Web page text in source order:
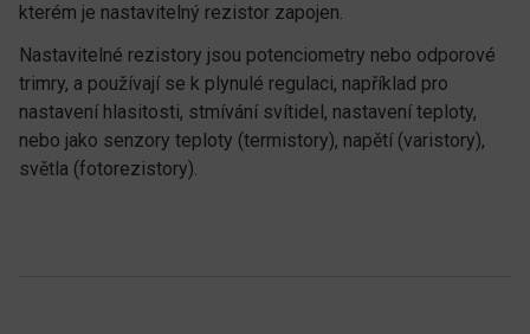
kterém je nastavitelný rezistor zapojen.
Nastavitelné rezistory jsou potenciometry nebo odporové
trimry, a používají se k plynulé regulaci, například pro
nastavení hlasitosti, stmívání svítidel, nastavení teploty,
nebo jako senzory teploty (termistory), napětí (varistory),
světla (fotorezistory).